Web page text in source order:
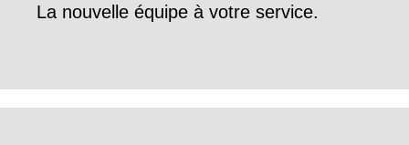
La nouvelle équipe à votre service.